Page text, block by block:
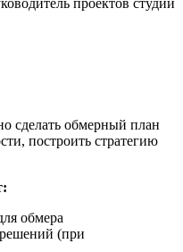
проектов студии
сделать обмерный план
построить стратегию
обмера
(при